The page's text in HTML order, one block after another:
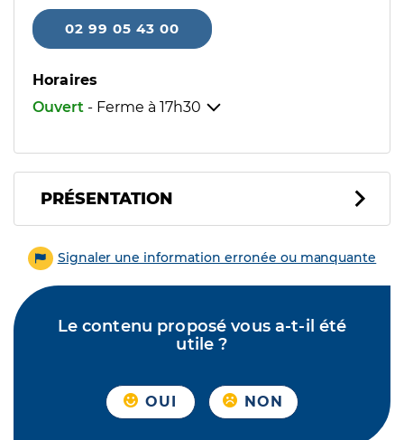
02 99 05 43 00
Horaires
Ouvert - Ferme à 17h30
PRÉSENTATION
Signaler une information erronée ou manquante
Le contenu proposé vous a-t-il été
utile ?
OUI NON